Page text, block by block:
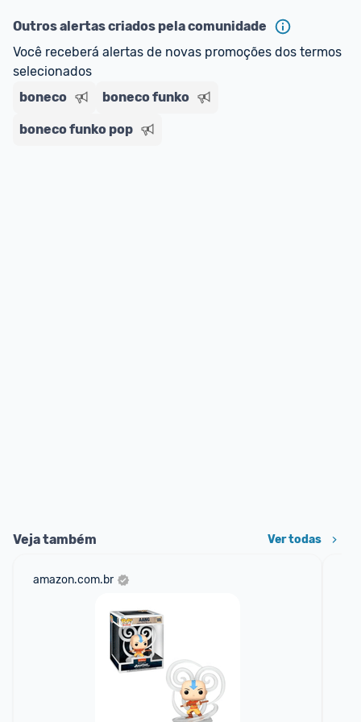
ou MercadoLíder Platinum.
E lembre-se: você sempre pode contar ajuda da
comunidade para tirar dúvidas ou acionar os
nossos Admins marcando @admin
Outros alertas criados pela comunidade
Você receberá alertas de novas promoções dos termos
selecionados
boneco
boneco funko
boneco funko pop
Veja também Ver todas
amazon.com.br